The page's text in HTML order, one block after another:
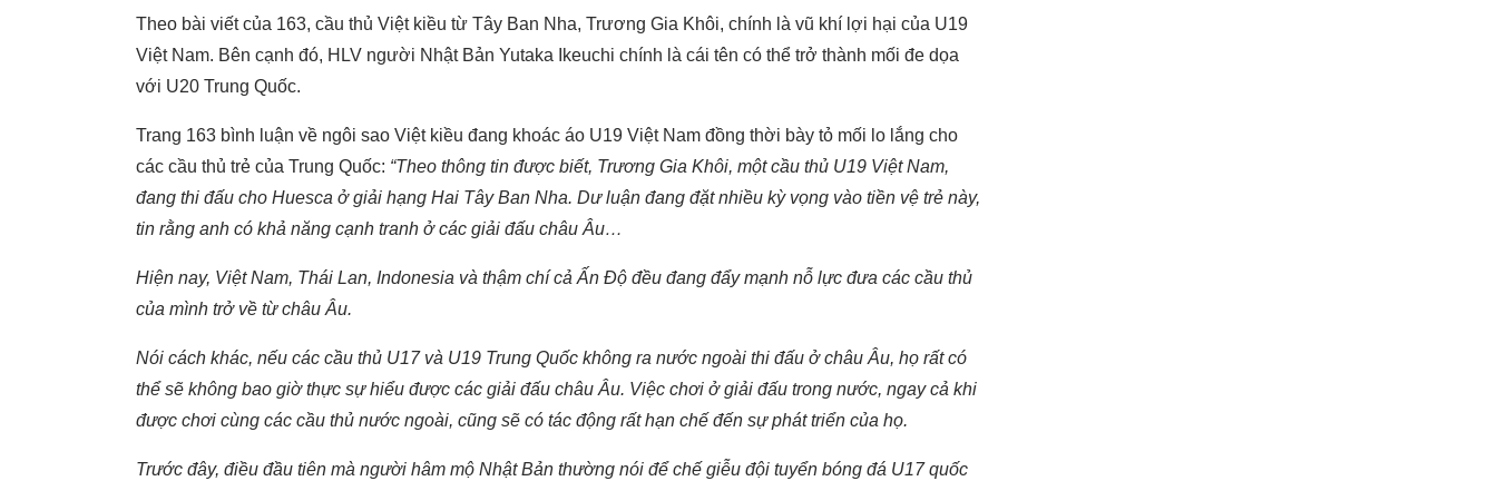
Theo bài viết của 163, cầu thủ Việt kiều từ Tây Ban Nha, Trương Gia Khôi, chính là vũ khí lợi hại của U19
Việt Nam. Bên cạnh đó, HLV người Nhật Bản Yutaka Ikeuchi chính là cái tên có thể trở thành mối đe dọa
với U20 Trung Quốc.
Trang 163 bình luận về ngôi sao Việt kiều đang khoác áo U19 Việt Nam đồng thời bày tỏ mối lo lắng cho
các cầu thủ trẻ của Trung Quốc: “Theo thông tin được biết, Trương Gia Khôi, một cầu thủ U19 Việt Nam,
đang thi đấu cho Huesca ở giải hạng Hai Tây Ban Nha. Dư luận đang đặt nhiều kỳ vọng vào tiền vệ trẻ này,
tin rằng anh có khả năng cạnh tranh ở các giải đấu châu Âu…
Hiện nay, Việt Nam, Thái Lan, Indonesia và thậm chí cả Ấn Độ đều đang đẩy mạnh nỗ lực đưa các cầu thủ
của mình trở về từ châu Âu.
Nói cách khác, nếu các cầu thủ U17 và U19 Trung Quốc không ra nước ngoài thi đấu ở châu Âu, họ rất có
thể sẽ không bao giờ thực sự hiểu được các giải đấu châu Âu. Việc chơi ở giải đấu trong nước, ngay cả khi
được chơi cùng các cầu thủ nước ngoài, cũng sẽ có tác động rất hạn chế đến sự phát triển của họ.
Trước đây, điều đầu tiên mà người hâm mộ Nhật Bản thường nói để chế giễu đội tuyển bóng đá U17 quốc